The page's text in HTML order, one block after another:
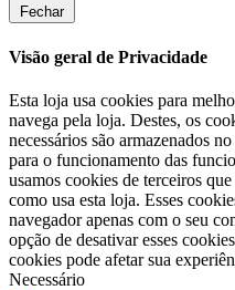
Fechar
Visão geral de Privacidade
Esta loja usa cookies para
navega pela loja. Destes, os
necessários são armazenados
para o funcionamento das
usamos cookies de terceiros
como usa esta loja. Esses
navegador apenas com o seu
opção de desativar esses
cookies pode afetar sua
Necessário